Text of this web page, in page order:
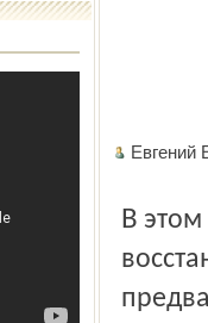
В этом году в Москве вышла книга «Ярославское